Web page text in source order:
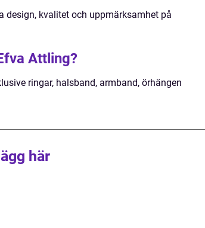
design, kvalitet och uppmärksamhet på
Attling?
ringar, halsband, armband, örhängen
här